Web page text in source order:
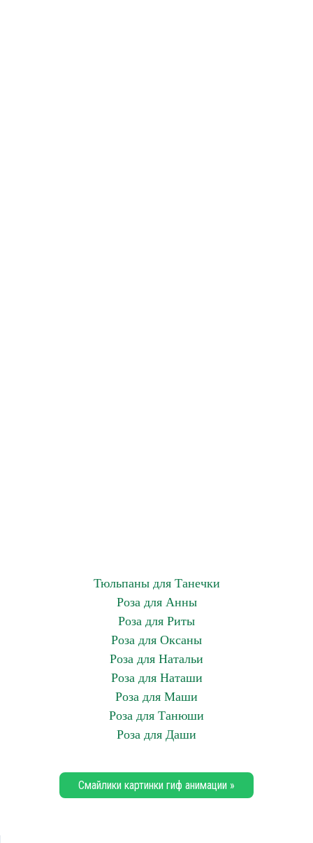
Тюльпаны для Танечки
Роза для Анны
Роза для Риты
Роза для Оксаны
Роза для Натальи
Роза для Наташи
Роза для Маши
Роза для Танюши
Роза для Даши
Смайлики картинки гиф анимации »